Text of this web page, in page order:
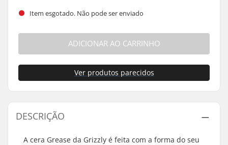
Item esgotado. Não pode ser enviado
ADICIONAR AO CARRINHO
Ver produtos parecidos
DESCRIÇÃO
A cera Grease da Grizzly é feita com a forma do seu